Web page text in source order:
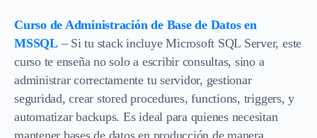
Curso de Administración de Base de Datos en
MSSQL– Si tu stack incluye Microsoft SQL Server, este
curso te enseña no solo a escribir consultas, sino a
administrar correctamente tu servidor, gestionar
seguridad, crear stored procedures, functions, triggers, y
automatizar backups. Es ideal para quienes necesitan
mantener bases de datos en producción de manera